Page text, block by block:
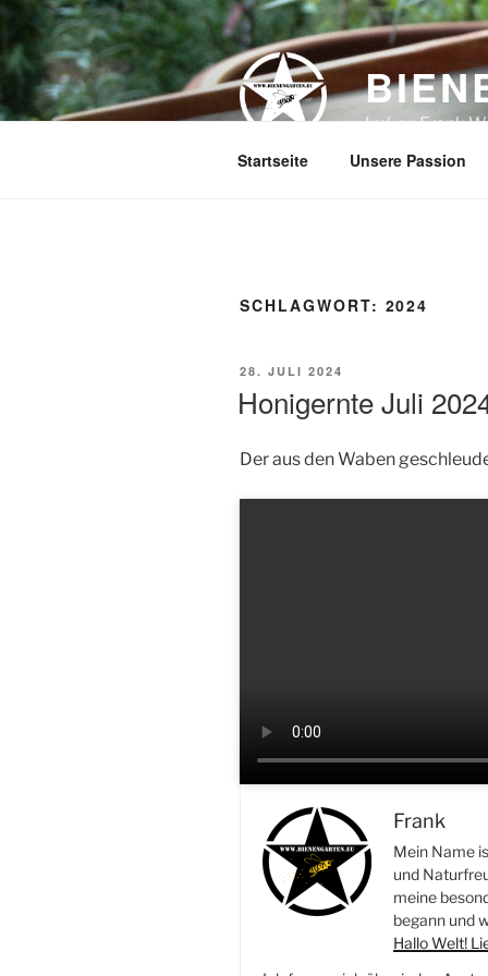
Zum
Inhalt
springen
Imker: Frank
Startseite Unsere Passion
SCHLAGWORT: 2024
VERÖFFENTLICHT
28. JULI 2024
Honigernte Juli
Der aus den Waben
Frank
Mein Name
und
meine
begann und
Hallo Welt!